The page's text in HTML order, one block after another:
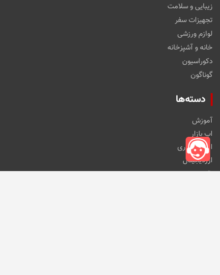
زیبایی و سلامت
تجهیزات سفر
لوازم ورزشی
خانه و آشپزخانه
دکوراسیون
گوناگون
دسته‌ها
آموزش
اپ بازار
اخبار فناوری
ارزدیجیتال
نقد و بررسی